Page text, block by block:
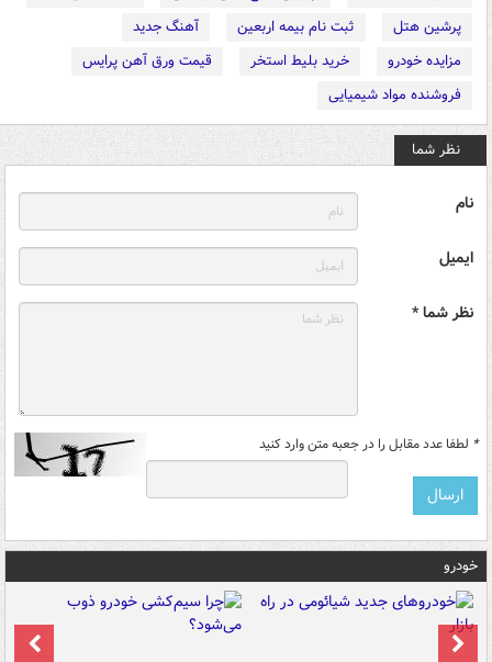
پرشین هتل
ثبت نام بیمه اربعین
آهنگ جدید
مزایده خودرو
خرید بلیط استخر
قیمت ورق آهن پرایس
فروشنده مواد شیمیایی
نظر شما
نام
ایمیل
نظر شما *
* لطفا عدد مقابل را در جعبه متن وارد کنید
خودرو